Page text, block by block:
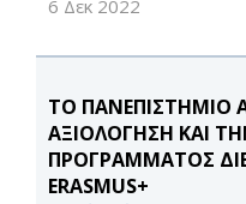
6 Δεκ 2022
ΤO ΠΑΝΕΠΙΣΤΗΜΙΟ
ΑΞΙΟΛΟΓΗΣΗ ΚΑΙ
ΠΡΟΓΡΑΜΜΑΤΟΣ
ERASMUS+